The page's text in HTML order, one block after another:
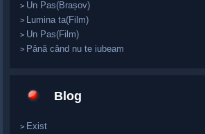
> Un Pas(Brașov)
> Lumina ta(Film)
> Un Pas(Film)
> Până când nu te iubeam
Blog
> Exist